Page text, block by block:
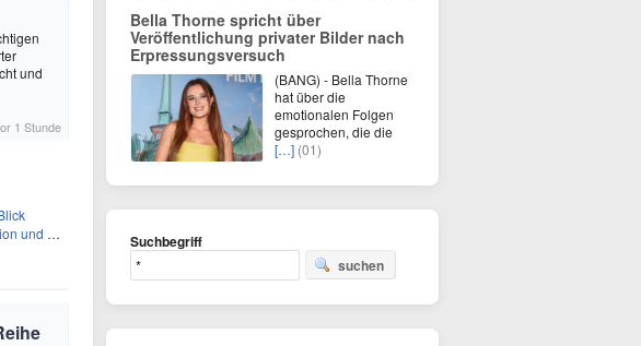
und
1 Stunde
Bella Thorne spricht über
Veröffentlichung privater Bilder nach
Erpressungsversuch
(BANG) - Bella Thorne
hat über die
emotionalen Folgen
gesprochen, die die
[…] (01)
Suchbegriff
suchen